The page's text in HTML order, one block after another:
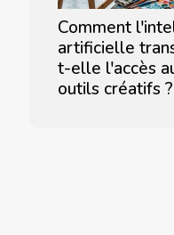
Comment
artificielle
t-elle l'accès
outils créatifs ?